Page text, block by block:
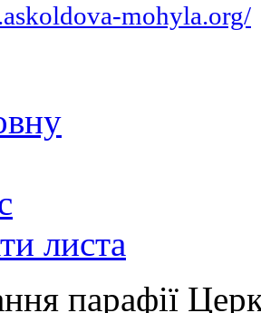
mohyla.org/
листа
парафії